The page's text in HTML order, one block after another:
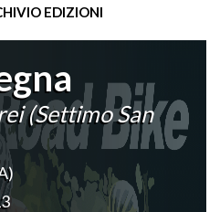
EDIZIONI
(Settimo San